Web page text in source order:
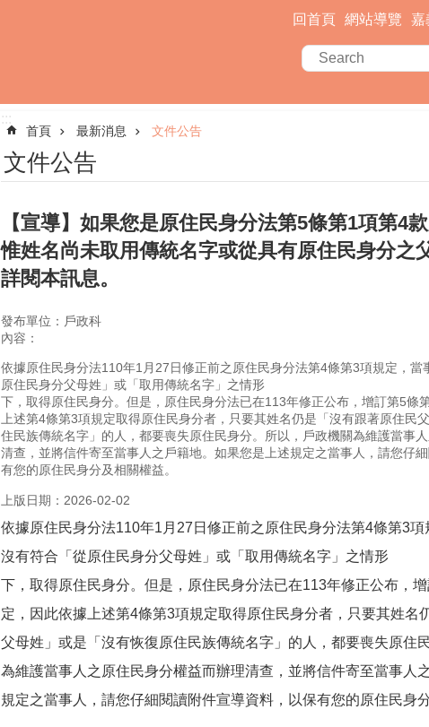
回首頁 網站導覽 嘉
:::
首頁 最新消息 文件公告
文件公告
【宣導】如果您是原住民身分法第5條第1項第4
惟姓名尚未取用傳統名字或從具有原住民身分之
詳閱本訊息。
發布單位：戶政科
內容：
依據原住民身分法110年1月27日修正前之原住民身分法第4條第3項規定，當
原住民身分父母姓」或「取用傳統名字」之情形
下，取得原住民身分。但是，原住民身分法已在113年修正公布，增訂第5條
上述第4條第3項規定取得原住民身分者，只要其姓名仍是「沒有跟著原住民
住民族傳統名字」的人，都要喪失原住民身分。所以，戶政機關為維護當事
清查，並將信件寄至當事人之戶籍地。如果您是上述規定之當事人，請您仔
有您的原住民身分及相關權益。
上版日期：2026-02-02
依據原住民身分法110年1月27日修正前之原住民身分法第4條第3項
沒有符合「從原住民身分父母姓」或「取用傳統名字」之情形
下，取得原住民身分。但是，原住民身分法已在113年修正公布，
定，因此依據上述第4條第3項規定取得原住民身分者，只要其姓名
父母姓」或是「沒有恢復原住民族傳統名字」的人，都要喪失原住
為維護當事人之原住民身分權益而辦理清查，並將信件寄至當事人
規定之當事人，請您仔細閱讀附件宣導資料，以保有您的原住民身